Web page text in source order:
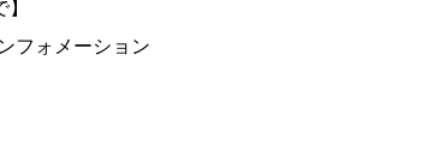
フォメーション